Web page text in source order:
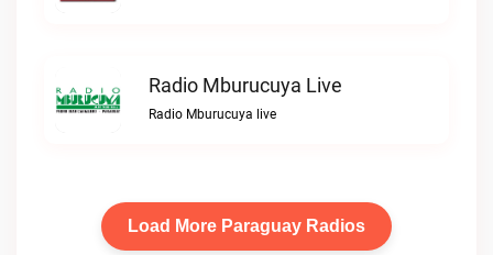
Radio Mburucuya Live
Radio Mburucuya live
Load More Paraguay Radios